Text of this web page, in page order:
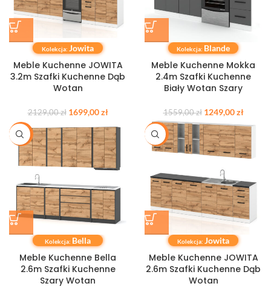
Kolekcja: Jowita
Meble Kuchenne JOWITA
3.2m Szafki Kuchenne Dąb
Wotan
2129,00zł 1699,00zł
Kolekcja: Blande
Meble Kuchenne Mokka
2.4m Szafki Kuchenne
Biały Wotan Szary
1559,00zł 1249,00zł
-20%
Kolekcja: Bella
Meble Kuchenne Bella
2.6m Szafki Kuchenne
Szary Wotan
-20%
Kolekcja: Jowita
Meble Kuchenne JOWITA
2.6m Szafki Kuchenne Dąb
Wotan